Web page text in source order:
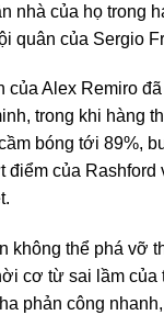
nhà của họ trong
quân của Sergio
của Alex Remiro
trong khi hàng
bóng tới 89%,
điểm của
không thể phá vỡ
cơ từ sai lầm của
phản công